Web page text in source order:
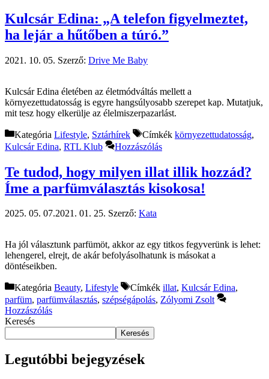
Kulcsár Edina: „A telefon figyelmeztet,
ha lejár a hűtőben a túró.”
2021. 10. 05. Szerző: Drive Me Baby
Kulcsár Edina életében az életmódváltás mellett a
környezettudatosság is egyre hangsúlyosabb szerepet kap. Mutatjuk,
mit tesz hogy elkerülje az élelmiszerpazarlást.
Kategória Lifestyle, Sztárhírek Címkék környezettudatosság,
Kulcsár Edina, RTL Klub Hozzászólás
Te tudod, hogy milyen illat illik hozzád?
Íme a parfümválasztás kisokosa!
2025. 05. 07.2021. 01. 25. Szerző: Kata
Ha jól választunk parfümöt, akkor az egy titkos fegyverünk is lehet:
lehengerel, elrejt, de akár befolyásolhatunk is másokat a
döntéseikben.
Kategória Beauty, Lifestyle Címkék illat, Kulcsár Edina,
parfüm, parfümválasztás, szépségápolás, Zólyomi Zsolt
Hozzászólás
Keresés
Keresés
Legutóbbi bejegyzések